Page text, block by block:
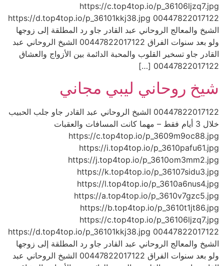
https://c.top4top.io/p_36106ljzq7.jpg
https://d.top4top.io/p_36101kkj38.jpg 00447822017122
الشيخ والمعالج الروحاني عبد القادر جاو رد المطلقة إلى زوجها
ولو بعد سنوات الفراق 00447822017122 الشيخ الروحاني عبد
القادر جاو تسخير القلوب والمحبة الدائمة بين الأزواج والعشاق
00447822017122 […]
شيخ روحاني ليبي مجاني
00447822017122 الشيخ الروحاني عبد القادر جاو جلب الحبيب
خلال 3 أيام فقط – مهما كانت المسافات والعقبات
https://c.top4top.io/p_3609m9oc88.jpg
https://i.top4top.io/p_3610pafu61.jpg
https://j.top4top.io/p_3610om3mm2.jpg
https://k.top4top.io/p_36107sidu3.jpg
https://l.top4top.io/p_3610a6nus4.jpg
https://a.top4top.io/p_3610v7gzc5.jpg
https://b.top4top.io/p_3610t1jt86.jpg
https://c.top4top.io/p_36106ljzq7.jpg
https://d.top4top.io/p_36101kkj38.jpg 00447822017122
الشيخ والمعالج الروحاني عبد القادر جاو رد المطلقة إلى زوجها
ولو بعد سنوات الفراق 00447822017122 الشيخ الروحاني عبد